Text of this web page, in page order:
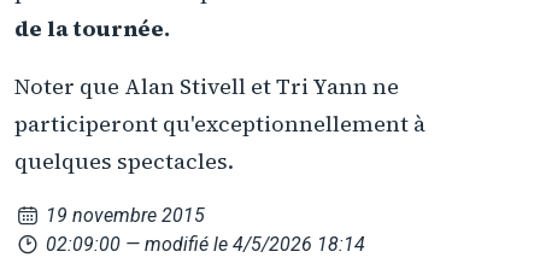
de la tournée.
Noter que Alan Stivell et Tri Yann ne
participeront qu'exceptionnellement à
quelques spectacles.
19 novembre 2015
02:09:00 — modifié le 4/5/2026 18:14